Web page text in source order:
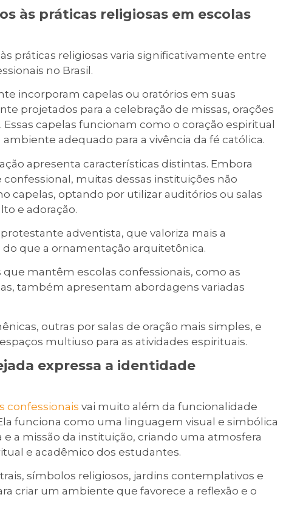
às práticas religiosas em escolas
práticas religiosas varia significativamente entre
no Brasil.
incorporam capelas ou oratórios em suas
projetados para a celebração de missas, orações
capelas funcionam como o coração espiritual
adequado para a vivência da fé católica.
apresenta características distintas. Embora
muitas dessas instituições não
capelas, optando por utilizar auditórios ou salas
e adoração.
adventista, que valoriza mais a
que a ornamentação arquitetônica.
mantêm escolas confessionais, como as
também apresentam abordagens variadas
outras por salas de oração mais simples, e
multiuso para as atividades espirituais.
expressa a identidade
confessionais vai muito além da funcionalidade
funciona como uma linguagem visual e simbólica
a missão da instituição, criando uma atmosfera
e acadêmico dos estudantes.
símbolos religiosos, jardins contemplativos e
criar um ambiente que favorece a reflexão e o